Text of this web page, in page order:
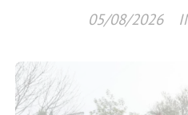
05/08/2026